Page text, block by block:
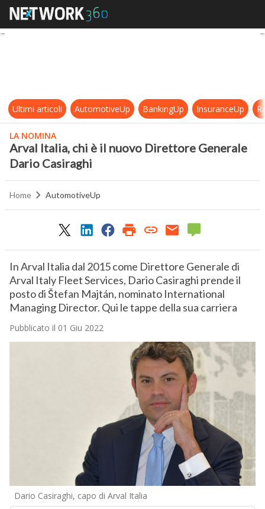
Arval Italia, chi è il nuovo
Ultimi articoli AutomotiveUp BankingUp InsuranceUp
LA NOMINA
Arval Italia, chi è il nuovo Direttore Generale
Dario Casiraghi
Home AutomotiveUp
In Arval Italia dal 2015 come Direttore Generale di
Arval Italy Fleet Services, Dario Casiraghi prende il
posto di Štefan Majtán, nominato International
Managing Director. Qui le tappe della sua carriera
Pubblicato il 01 Giu 2022
Dario Casiraghi, capo di Arval Italia